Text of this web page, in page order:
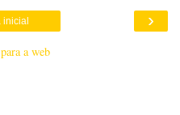
›
inicial
a web